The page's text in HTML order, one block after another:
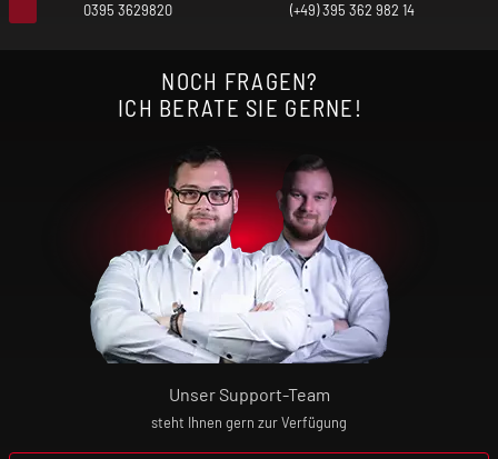
0395 3629820
(+49) 395 362 982 14
NOCH FRAGEN?
ICH BERATE SIE GERNE!
Unser Support-Team
steht Ihnen gern zur Verfügung